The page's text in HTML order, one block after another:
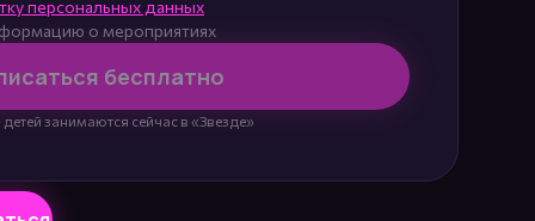
персональных данных
о мероприятиях
бесплатно
занимаются сейчас в «Звезде»